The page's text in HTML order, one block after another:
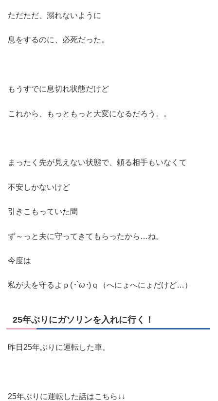
ただただ、溺れないように
息をするのに、必死だった。
もうすでに息切れ状態だけど
これから、もっともっと大変になるだろう。。
まったく先が見えない状態で、頼る相手もいなくて
不安しかないけど
引きこもっていた間
ず～っと夫に守ってきてもらったから…ね。
今度は
私が夫を守るよｐ( ･`ω･)ｑ（へにょへにょだけど…）
25年ぶりにガソリンを入れに行く！
昨日25年ぶりに運転した車。
25年ぶりに運転した話はこちら↓↓